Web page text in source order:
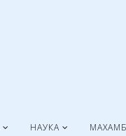
НАУКА